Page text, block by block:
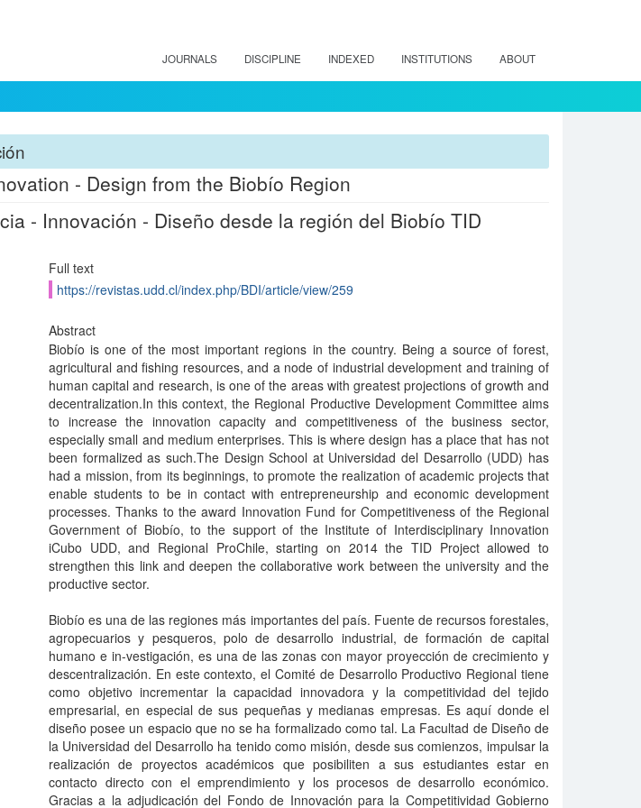
JOURNALS DISCIPLINE INDEXED INSTITUTIONS ABOUT
- Design from the Biobío Region
- Innovación - Diseño desde la región del Biobío TID
Full text
https://revistas.udd.cl/index.php/BDI/article/view/259
Abstract
Biobío is one of the most important regions in the country. Being a source of forest,
agricultural and fishing resources, and a node of industrial development and training of
human capital and research, is one of the areas with greatest projections of growth and
decentralization.In this context, the Regional Productive Development Committee aims
to increase the innovation capacity and competitiveness of the business sector,
especially small and medium enterprises. This is where design has a place that has not
been formalized as such.The Design School at Universidad del Desarrollo (UDD) has
had a mission, from its beginnings, to promote the realization of academic projects that
enable students to be in contact with entrepreneurship and economic development
processes. Thanks to the award Innovation Fund for Competitiveness of the Regional
Government of Biobío, to the support of the Institute of Interdisciplinary Innovation
iCubo UDD, and Regional ProChile, starting on 2014 the TID Project allowed to
strengthen this link and deepen the collaborative work between the university and the
productive sector.
Biobío es una de las regiones más importantes del país. Fuente de recursos forestales,
agropecuarios y pesqueros, polo de desarrollo industrial, de formación de capital
humano e in-vestigación, es una de las zonas con mayor proyección de crecimiento y
descentralización. En este contexto, el Comité de Desarrollo Productivo Regional tiene
como objetivo incrementar la capacidad innovadora y la competitividad del tejido
empresarial, en especial de sus pequeñas y medianas empresas. Es aquí donde el
diseño posee un espacio que no se ha formalizado como tal. La Facultad de Diseño de
la Universidad del Desarrollo ha tenido como misión, desde sus comienzos, impulsar la
realización de proyectos académicos que posibiliten a sus estudiantes estar en
contacto directo con el emprendimiento y los procesos de desarrollo económico.
Gracias a la adjudicación del Fondo de Innovación para la Competitividad Gobierno